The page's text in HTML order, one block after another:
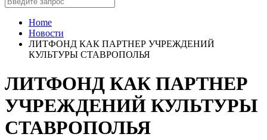
Home
Новости
ЛИТФОНД КАК ПАРТНЕР УЧРЕЖДЕНИЙ
КУЛЬТУРЫ СТАВРОПОЛЬЯ
ЛИТФОНД КАК ПАРТНЕР
УЧРЕЖДЕНИЙ КУЛЬТУРЫ
СТАВРОПОЛЬЯ